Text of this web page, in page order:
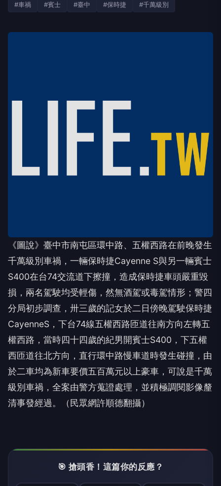
#車禍 #賓士 #臺中 #保時捷 #千萬級別
《圖說》臺中市南屯區環中路、五權西路在前晚發生
千萬級別車禍，一輛保時捷Cayenne S與另一輛賓士
S400在台74交流道下擦撞，造成保時捷車頭嚴重毀
損，兩名駕駛均受輕傷，然無酒駕或毒駕情形；警四
分局初步調查，卅三歲的記女於二日傍晚駕駛保時捷
CayenneS，下台74線五權西路匝道往南方向左轉五
權西路，當時四十四歲的紀男開賓士S400，下五權
西匝道往北方向，直行環中路慢車道時發生碰撞，由
於二車均為新車要價五百萬元以上豪車，可說是千萬
級別車禍，全案由警方蒐證處理，並積極調閱影像釐
清事發經過。（民眾網許順德翻攝）
🎯 搶頭香！這篇你的反應？